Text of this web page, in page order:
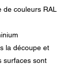
de couleurs RAL
la découpe et
surfaces sont
à un employé
pour répondre
sera conforme
des